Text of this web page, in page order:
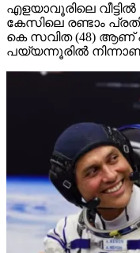
എളയാവൂരിലെ
കേസിലെ രണ്ടാം
കെ സവിത (48) ആണ്
പയ്യന്നൂരിൽ